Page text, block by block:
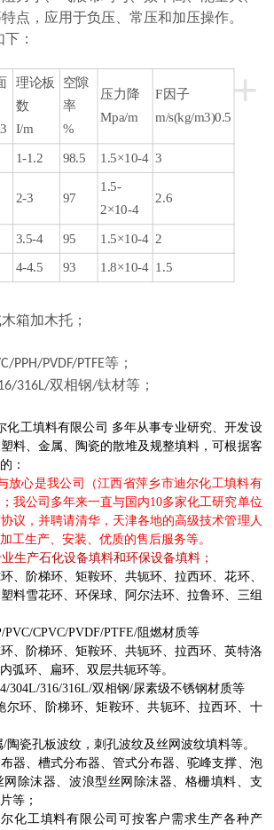
点，应用于负压、常压和加压操作。
下 ：
+
理论板
数
I/m
空隙
率
%
压力降
Mpa/m
F因子
m/s(kg/m3)0.5
1-1.2 98.5 1.5×10-4 3
2-3 97
1.5-
2×10-4
2.6
3.5-4 95 1.5×10-4 2
4-4.5 93 1.8×10-4 1.5
箱加木托；
PPH/PVDF/PTFE等；
316L/双相钢/钛材等；
工填料有限公司 多年从事专业研究、开发设
料、金属、陶瓷的散堆及规整填料，可根据客
：
心是我公司（江西省萍乡市迪尔化工填料有
我公司多年来一直与国内10多家化工研究单位
议，并聘请清华，天津各地的高级技术管理人
工生产、安装、优质的售后服务等。
生产石化设备填料和环保设备填料；
、阶梯环、矩鞍环、共轭环、拉西环、花环、
料雪花环、环保球、
阿尔法环、拉鲁环、三组
PVC/CPVC/PVDF/PTFE/阻燃材质等
、阶梯环、矩鞍环、共轭环、拉西环、英特洛
弧环、扁环、双层共轭环等。
304L/316/316L/双相钢/尿素级不锈钢材质等
尔环、阶梯环、矩鞍环、共轭环、拉西环、十
/陶瓷孔板波纹，刺孔波纹及丝网波纹填料等。
器、槽式分布器、管式分布器、驼峰支撑、泡
除沫器、波浪型丝网除沫器、格栅填料、支
等；
化工填料有限公司可按客户需求生产各种产